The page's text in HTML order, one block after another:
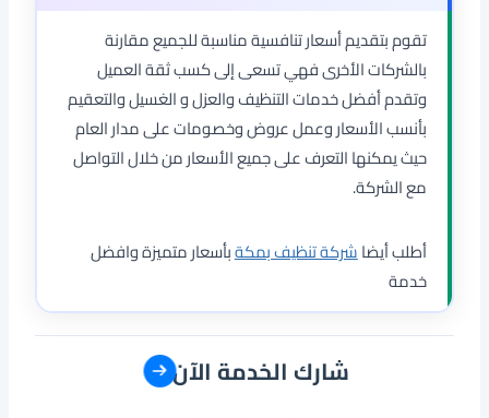
تقوم بتقديم أسعار تنافسية مناسبة للجميع مقارنة
بالشركات الأخرى فهي تسعى إلى كسب ثقة العميل
وتقدم أفضل خدمات التنظيف والعزل و الغسيل والتعقيم
بأنسب الأسعار وعمل عروض وخصومات على مدار العام
حيث يمكنها التعرف على جميع الأسعار من خلال التواصل
مع الشركة.
أطلب أيضاشركة تنظيف بمكةبأسعار متميزة وافضل
خدمة
شارك الخدمة الآن